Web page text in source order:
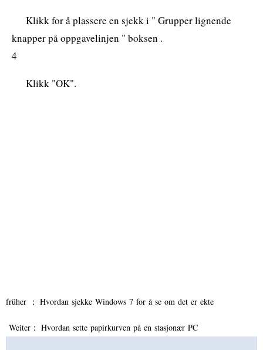
Klikk for å plassere en sjekk i " Grupper lignende
knapper på oppgavelinjen " boksen .
4
Klikk "OK".
früher ： Hvordan sjekke Windows 7 for å se om det er ekte
Weiter： Hvordan sette papirkurven på en stasjonær PC